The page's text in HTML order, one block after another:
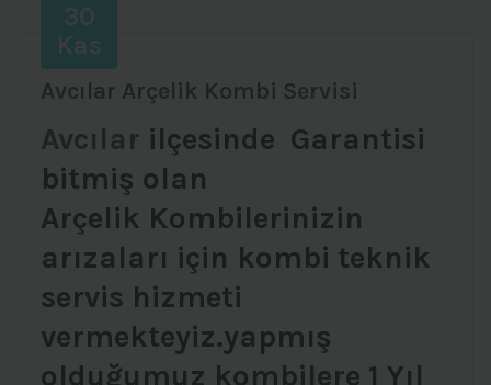
30
Kas
Avcılar Arçelik Kombi Servisi
Avcılar ilçesinde Garantisi
bitmiş olan
Arçelik Kombilerinizin
arızaları için kombi teknik
servis hizmeti
vermekteyiz.yapmış
olduğumuz kombilere 1 Yıl